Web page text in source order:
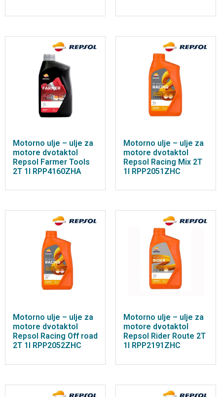
Motorno ulje – ulje za
motore dvotaktol
Repsol Farmer Tools
2T 1l RPP4160ZHA
Motorno ulje – ulje za
motore dvotaktol
Repsol Racing Mix 2T
1l RPP2051ZHC
Motorno ulje – ulje za
motore dvotaktol
Repsol Racing Off road
2T 1l RPP2052ZHC
Motorno ulje – ulje za
motore dvotaktol
Repsol Rider Route 2T
1l RPP2191ZHC